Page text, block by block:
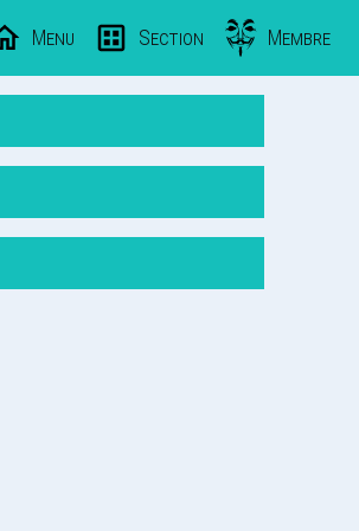
Menu Section Membre